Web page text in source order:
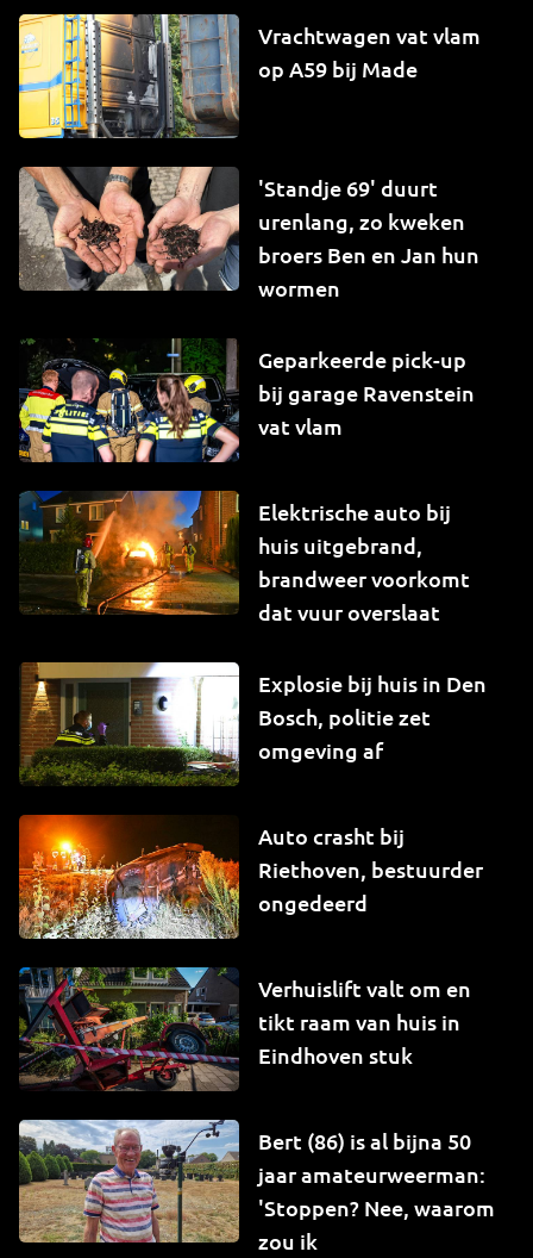
Vrachtwagen vat vlam
op A59 bij Made
'Standje 69' duurt
urenlang, zo kweken
broers Ben en Jan hun
wormen
Geparkeerde pick-up
bij garage Ravenstein
vat vlam
Elektrische auto bij
huis uitgebrand,
brandweer voorkomt
dat vuur overslaat
Explosie bij huis in Den
Bosch, politie zet
omgeving af
Auto crasht bij
Riethoven, bestuurder
ongedeerd
Verhuislift valt om en
tikt raam van huis in
Eindhoven stuk
Bert (86) is al bijna 50
jaar amateurweerman:
'Stoppen? Nee, waarom
zou ik